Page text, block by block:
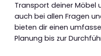
Transport deiner Möbel
auch bei allen Fragen
bieten dir einen
Planung bis zur